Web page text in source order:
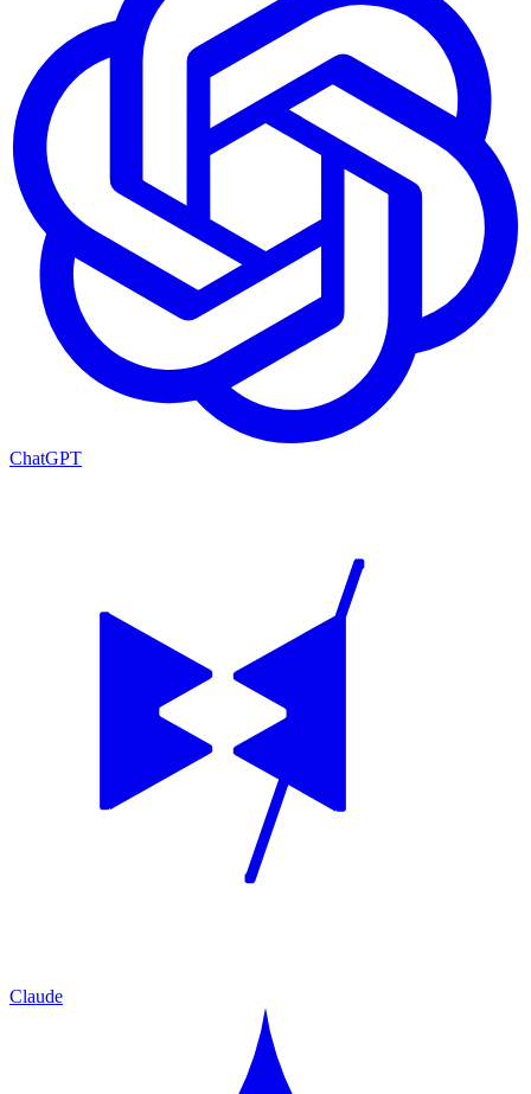
ChatGPT
Claude